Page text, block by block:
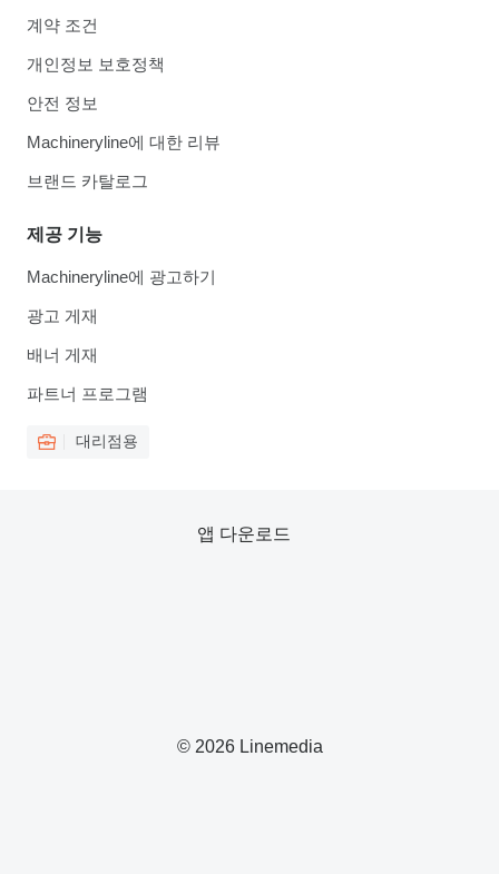
계약 조건
개인정보 보호정책
안전 정보
Machineryline에 대한 리뷰
브랜드 카탈로그
제공 기능
Machineryline에 광고하기
광고 게재
배너 게재
파트너 프로그램
대리점용
© 2026 Linemedia
앱 다운로드